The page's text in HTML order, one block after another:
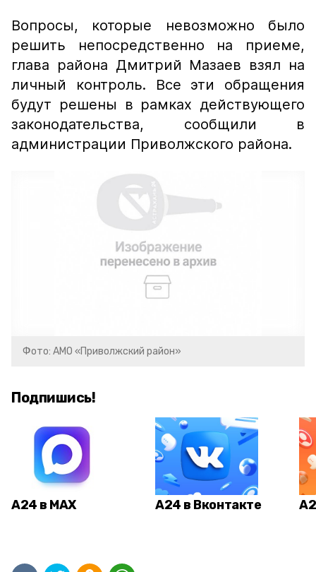
Вопросы, которые невозможно было
решить непосредственно на приеме,
глава района Дмитрий Мазаев взял на
личный контроль. Все эти обращения
будут решены в рамках действующего
законодательства, сообщили в
администрации Приволжского района.
Фото: АМО «Приволжский район»
Подпишись!
А24 в MAX А24 в Вконтакте